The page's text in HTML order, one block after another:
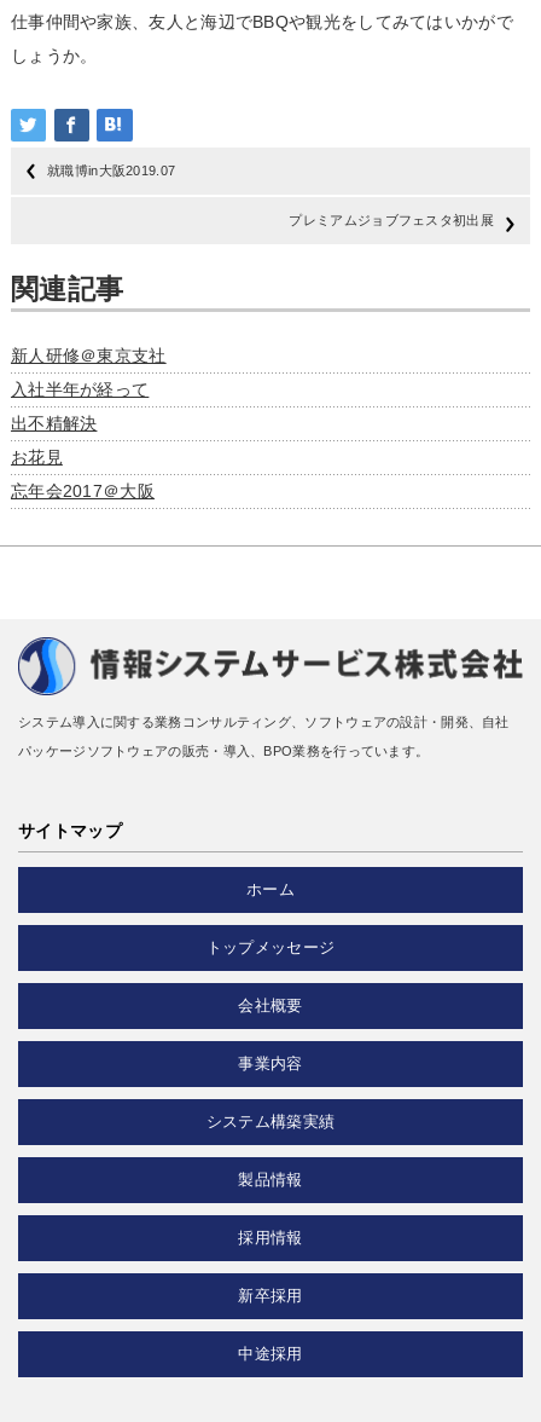
仕事仲間や家族、友人と海辺でBBQや観光をしてみてはいかがで
しょうか。
就職博in大阪2019.07
プレミアムジョブフェスタ初出展
関連記事
新人研修＠東京支社
入社半年が経って
出不精解決
お花見
忘年会2017＠大阪
システム導入に関する業務コンサルティング、ソフトウェアの設計・開発、自社
パッケージソフトウェアの販売・導入、BPO業務を行っています。
サイトマップ
ホーム
トップメッセージ
会社概要
事業内容
システム構築実績
製品情報
採用情報
新卒採用
中途採用